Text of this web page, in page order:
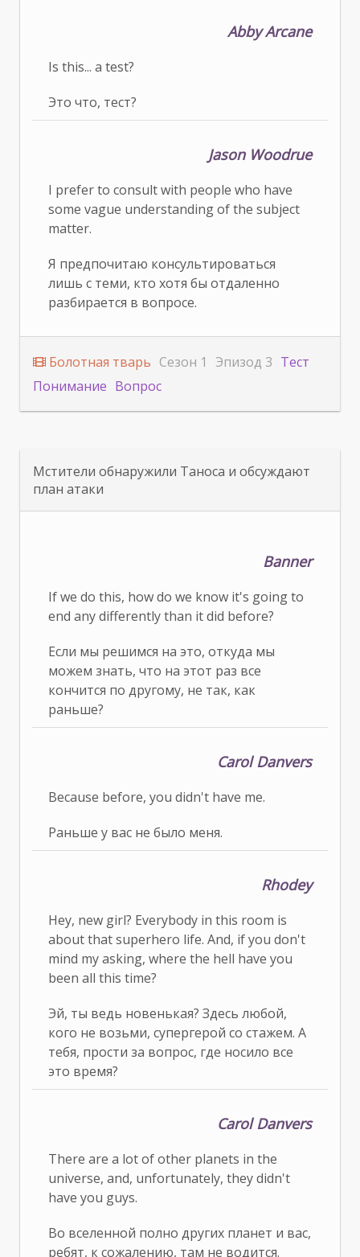
Abby Arcane
Is this... a test?
Это что, тест?
Jason Woodrue
I prefer to consult with people who have
some vague understanding of the subject
matter.
Я предпочитаю консультироваться
лишь с теми, кто хотя бы отдаленно
разбирается в вопросе.
Болотная тварь Сезон 1 Эпизод 3 Тест
Понимание Вопрос
Мстители обнаружили Таноса и обсуждают
план атаки
Banner
If we do this, how do we know it's going to
end any differently than it did before?
Если мы решимся на это, откуда мы
можем знать, что на этот раз все
кончится по другому, не так, как
раньше?
Carol Danvers
Because before, you didn't have me.
Раньше у вас не было меня.
Rhodey
Hey, new girl? Everybody in this room is
about that superhero life. And, if you don't
mind my asking, where the hell have you
been all this time?
Эй, ты ведь новенькая? Здесь любой,
кого не возьми, супергерой со стажем. А
тебя, прости за вопрос, где носило все
это время?
Carol Danvers
There are a lot of other planets in the
universe, and, unfortunately, they didn't
have you guys.
Во вселенной полно других планет и вас,
ребят, к сожалению, там не водится.